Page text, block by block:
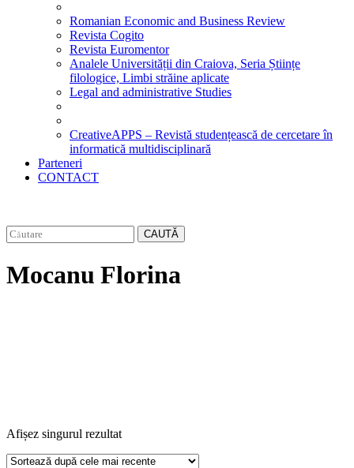
Romanian Economic and Business Review
Revista Cogito
Revista Euromentor
Analele Universității din Craiova, Seria Științe
filologice, Limbi străine aplicate
Legal and administrative Studies
CreativeAPPS – Revistă studențească de cercetare în
informatică multidisciplinară
Parteneri
CONTACT
CAUTĂ
Mocanu Florina
Afișez singurul rezultat